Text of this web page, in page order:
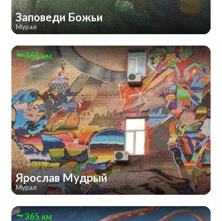
Заповеди Божьи
Мурал
365 км
Ярослав Мудрый
Мурал
365 км